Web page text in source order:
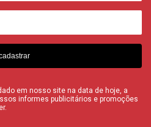
em nosso site na data de hoje, a
informes publicitários e promoções